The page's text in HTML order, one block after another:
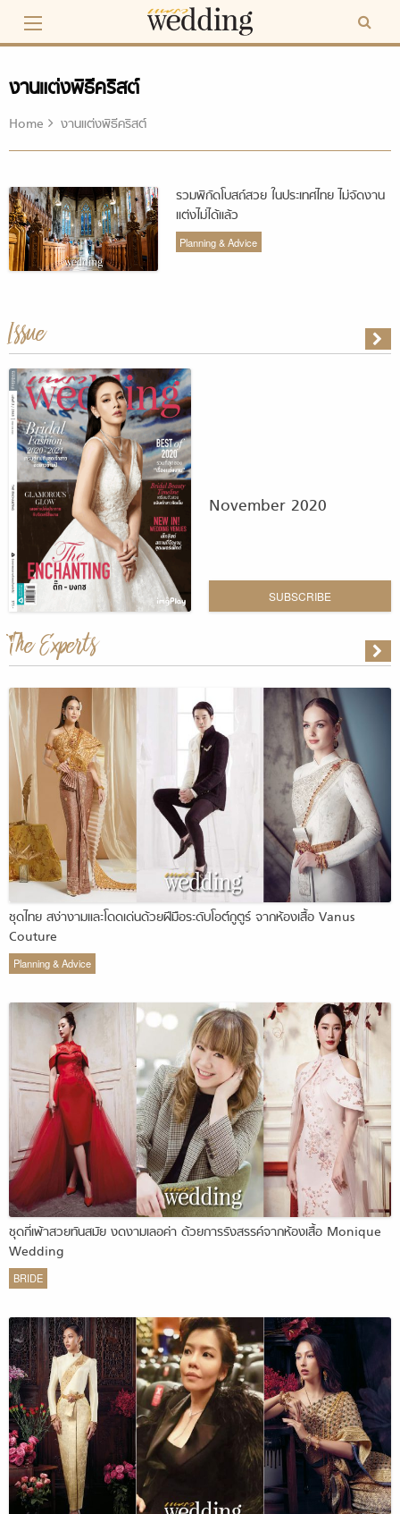
content
งานแต่งพิธีคริสต์
Home งานแต่งพิธีคริสต์
รวมพิกัดโบสถ์สวย ในประเทศไทย ไม่จัดงาน
แต่งไม่ได้แล้ว
Planning & Advice
Issue
November 2020
SUBSCRIBE
The Experts
ชุดไทย สง่างามและโดดเด่นด้วยฝีมือระดับโอต์กูตูร์ จากห้องเสื้อ Vanus
Couture
Planning & Advice
ชุดกี่เพ้าสวยทันสมัย งดงามเลอค่า ด้วยการรังสรรค์จากห้องเสื้อ Monique
Wedding
BRIDE